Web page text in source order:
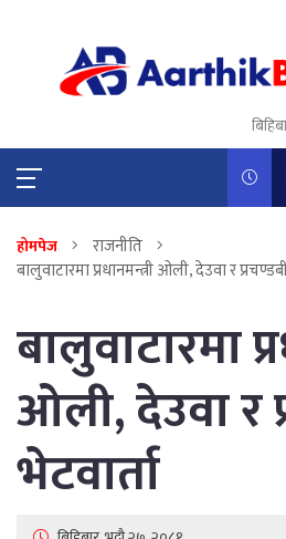
होमपेज
राजनीति
बालुवाटारमा प्रधानमन्त्री ओली, देउवा र
बालुवाटारमा
ओली, देउवा र
भेटवार्ता